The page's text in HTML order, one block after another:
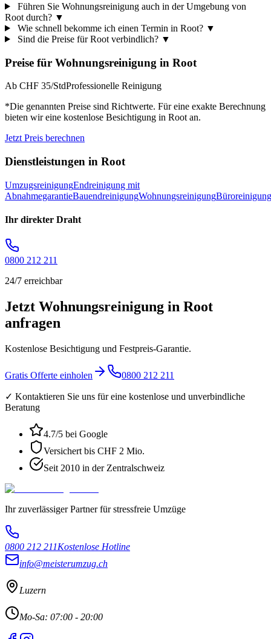
Führen Sie Wohnungsreinigung auch in der Umgebung von
Root durch? ▼
Wie schnell bekomme ich einen Termin in Root? ▼
Sind die Preise für Root verbindlich? ▼
Preise für Wohnungsreinigung in Root
Ab CHF 35/StdProfessionelle Reinigung
*Die genannten Preise sind Richtwerte. Für eine exakte Berechnung
bieten wir eine kostenlose Besichtigung in Root an.
Jetzt Preis berechnen
Dienstleistungen in Root
UmzugsreinigungEndreinigung mit
AbnahmegarantieBauendreinigungWohnungsreinigungBüroreinigung
Ihr direkter Draht
0800 212 211
24/7 erreichbar
Jetzt Wohnungsreinigung in Root
anfragen
Kostenlose Besichtigung und Festpreis-Garantie.
Gratis Offerte einholen 0800 212 211
✓ Kontaktieren Sie uns für eine kostenlose und unverbindliche
Beratung
4.7/5 bei Google
Versichert bis CHF 2 Mio.
Seit 2010 in der Zentralschweiz
Ihr zuverlässiger Partner für stressfreie Umzüge
0800 212 211Kostenlose Hotline
info@meisterumzug.ch
Luzern
Mo-Sa: 07:00 - 20:00